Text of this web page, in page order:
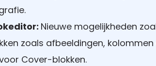
Nieuwe mogelijkheden
zoals afbeeldingen, kolommen
Cover-blokken.